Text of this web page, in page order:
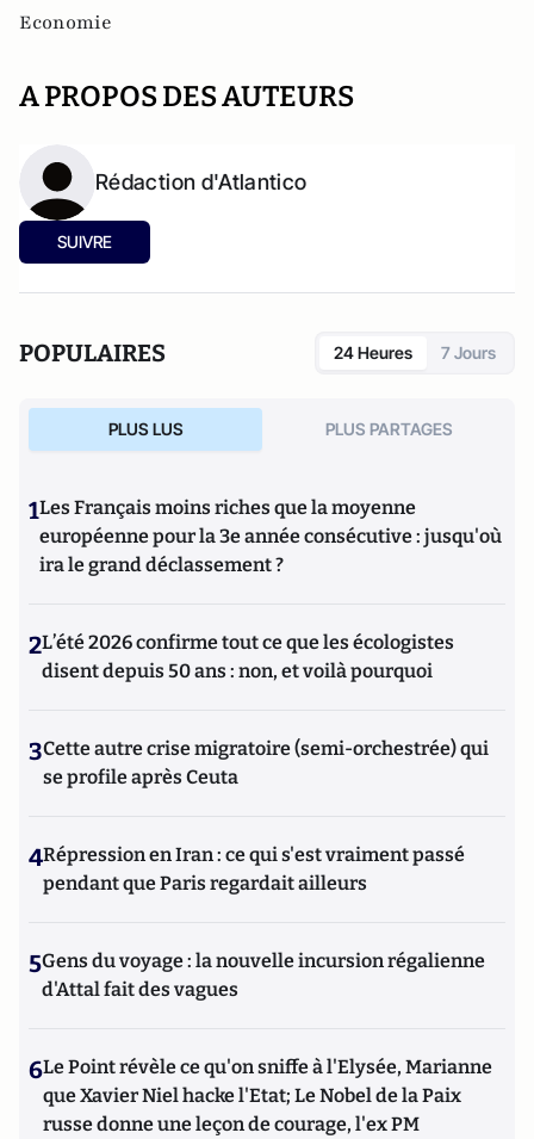
Economie
A PROPOS DES AUTEURS
Rédaction d'Atlantico
SUIVRE
POPULAIRES 24 Heures 7 Jours
PLUS LUS PLUS PARTAGES
1Les Français moins riches que la moyenne
européenne pour la 3e année consécutive : jusqu'où
ira le grand déclassement ?
2L’été 2026 confirme tout ce que les écologistes
disent depuis 50 ans : non, et voilà pourquoi
3Cette autre crise migratoire (semi-orchestrée) qui
se profile après Ceuta
4Répression en Iran : ce qui s'est vraiment passé
pendant que Paris regardait ailleurs
5Gens du voyage : la nouvelle incursion régalienne
d'Attal fait des vagues
6Le Point révèle ce qu'on sniffe à l'Elysée, Marianne
que Xavier Niel hacke l'Etat; Le Nobel de la Paix
russe donne une leçon de courage, l'ex PM